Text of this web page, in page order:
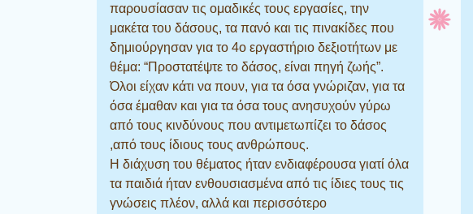
παρουσίασαν τις ομαδικές τους εργασίες, την
μακέτα του δάσους, τα πανό και τις πινακίδες που
δημιούργησαν για το 4ο εργαστήριο δεξιοτήτων με
θέμα: “Προστατέψτε το δάσος, είναι πηγή ζωής”.
Όλοι είχαν κάτι να πουν, για τα όσα γνώριζαν, για τα
όσα έμαθαν και για τα όσα τους ανησυχούν γύρω
από τους κινδύνους που αντιμετωπίζει το δάσος
,από τους ίδιους τους ανθρώπους.
Η διάχυση του θέματος ήταν ενδιαφέρουσα γιατί όλα
τα παιδιά ήταν ενθουσιασμένα από τις ίδιες τους τις
γνώσεις πλέον, αλλά και περισσότερο